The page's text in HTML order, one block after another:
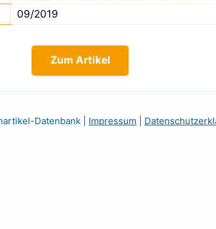
09/2019
Zum Artikel
Datenbank Impressum